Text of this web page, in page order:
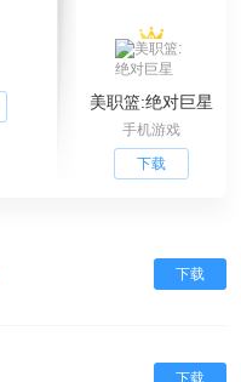
美职篮:绝对巨星
手机游戏
下载
下载
下载